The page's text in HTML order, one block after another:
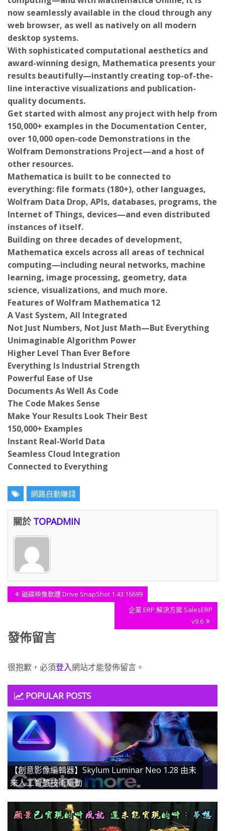
now seamlessly available in the cloud through any
web browser, as well as natively on all modern
desktop systems.
With sophisticated computational aesthetics and
award-winning design, Mathematica presents your
results beautifully—instantly creating top-of-the-
line interactive visualizations and publication-
quality documents.
Get started with almost any project with help from
150,000+ examples in the Documentation Center,
over 10,000 open-code Demonstrations in the
Wolfram Demonstrations Project—and a host of
other resources.
Mathematica is built to be connected to
everything: file formats (180+), other languages,
Wolfram Data Drop, APIs, databases, programs, the
Internet of Things, devices—and even distributed
instances of itself.
Building on three decades of development,
Mathematica excels across all areas of technical
computing—including neural networks, machine
learning, image processing, geometry, data
science, visualizations, and much more.
Features of Wolfram Mathematica 12
A Vast System, All Integrated
Not Just Numbers, Not Just Math—But Everything
Unimaginable Algorithm Power
Higher Level Than Ever Before
Everything Is Industrial Strength
Powerful Ease of Use
Documents As Well As Code
The Code Makes Sense
Make Your Results Look Their Best
150,000+ Examples
Instant Real-World Data
Seamless Cloud Integration
Connected to Everything
網路自動賺錢
關於 TOPADMIN
文
章
覽
Previous
Post:
磁碟映像軟體 Drive SnapShot 1.43.16699
Next
企業 ERP 解決方案 SalesERP
v9.6
發佈留言
很抱歉，必須登入網站才能發佈留言。
POPULAR POSTS
【創意影像編輯器】Skylum Luminar Neo 1.28 由未
來人工智慧技術驅動